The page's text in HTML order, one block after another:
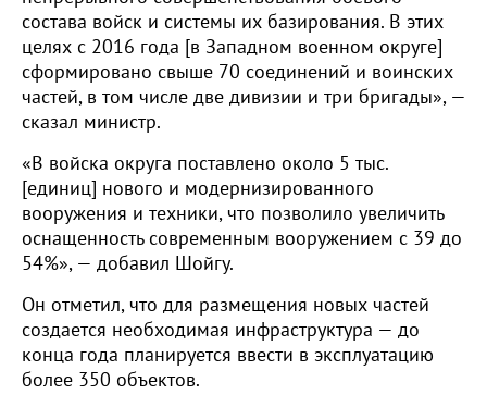
состава войск и системы их базирования. В этих
целях с 2016 года [в Западном военном округе]
сформировано свыше 70 соединений и воинских
частей, в том числе две дивизии и три бригады», —
сказал министр.
«В войска округа поставлено около 5 тыс.
[единиц] нового и модернизированного
вооружения и техники, что позволило увеличить
оснащенность современным вооружением с 39 до
54%», — добавил Шойгу.
Он отметил, что для размещения новых частей
создается необходимая инфраструктура — до
конца года планируется ввести в эксплуатацию
более 350 объектов.